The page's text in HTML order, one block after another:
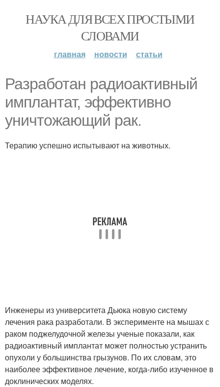
НАУКА ДЛЯ ВСЕХ ПРОСТЫМИ
СЛОВАМИ
главная новости статьи
Разработан радиоактивный
имплантат, эффективно
уничтожающий рак.
Терапию успешно испытывают на животных.
Инженеры из университета Дьюка новую систему
лечения рака разработали. В эксперименте на мышах с
раком поджелудочной железы ученые показали, как
радиоактивный имплантат может полностью устранить
опухоли у большинства грызунов. По их словам, это
наиболее эффективное лечение, когда-либо изученное в
доклинических моделях.